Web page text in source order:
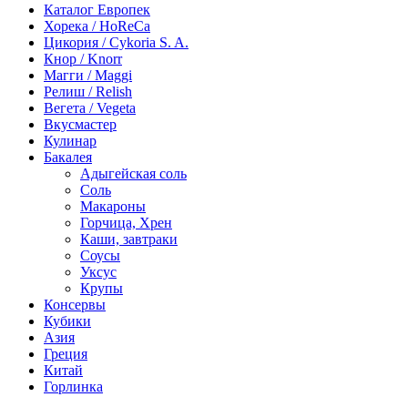
Каталог Европек
Хорека / HoReCa
Цикория / Cykoria S. A.
Кнор / Knorr
Магги / Maggi
Релиш / Relish
Вегета / Vegeta
Вкусмастер
Кулинар
Бакалея
Адыгейская соль
Соль
Макароны
Горчица, Хрен
Каши, завтраки
Соусы
Уксус
Крупы
Консервы
Кубики
Азия
Греция
Китай
Горлинка